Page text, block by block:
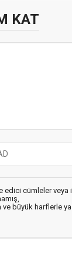
KAT
edici cümleler veya
büyük harflerle